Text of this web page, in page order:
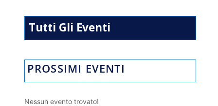
Tutti Gli Eventi
PROSSIMI EVENTI
Nessun evento trovato!